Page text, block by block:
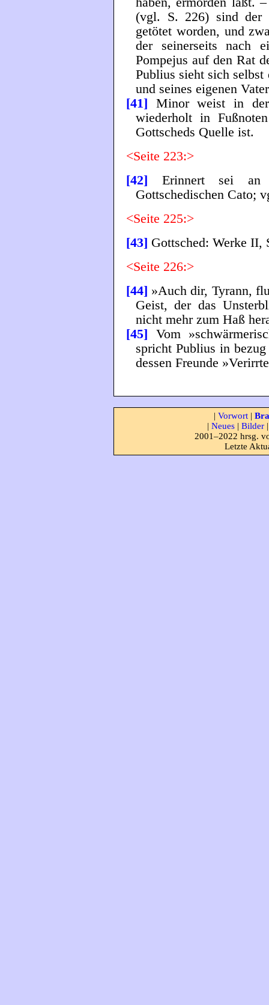
(vgl. S. 226) sind der
getötet worden, und
der seinerseits nach
Pompejus auf den Rat
Publius sieht sich selbst
und seines eigenen
[41] Minor weist in der
wiederholt in
Gottscheds Quelle ist.
<Seite 223:>
[42] Erinnert sei an
Gottschedischen Cato;
<Seite 225:>
[43] Gottsched: Werke II,
<Seite 226:>
[44] »Auch dir, Tyrann,
Geist, der das
nicht mehr zum Haß
[45] Vom
spricht Publius in
dessen Freunde
| Vorwort|
| Neues | Bilder
2001–2022 hrsg.
Letzte